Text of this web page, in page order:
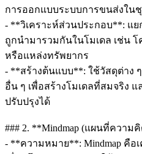
การออกแบบระบบการขนส่งใน
- **วิเคราะห์ส่วนประกอบ**: แย
ถูกนำมารวมกันในโมเดล เช่น
หรือแหล่งทรัพยากร
- **สร้างต้นแบบ**: ใช้วัสดุต่าง
อื่น ๆ เพื่อสร้างโมเดลที่สมจริง
ปรับปรุงได้
### 2. **Mindmap (แผนที่ความ
- **ความหมาย**: Mindmap คือ